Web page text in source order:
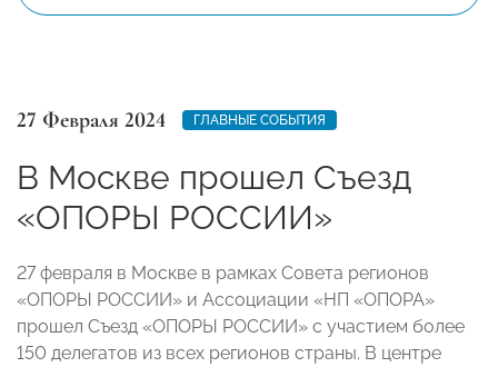
27 Февраля 2024 ГЛАВНЫЕ СОБЫТИЯ
В Москве прошел Съезд
«ОПОРЫ РОССИИ»
27 февраля в Москве в рамках Совета регионов
«ОПОРЫ РОССИИ» и Ассоциации «НП «ОПОРА»
прошел Съезд «ОПОРЫ РОССИИ» с участием более
150 делегатов из всех регионов страны. В центре